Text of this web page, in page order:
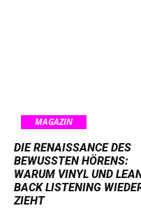
MAGAZIN
DIE RENAISSANCE DES
BEWUSSTEN HÖRENS:
WARUM VINYL UND
BACK LISTENING
ZIEHT